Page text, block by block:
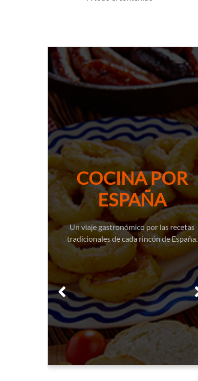
COCINA POR
ESPAÑA
Un viaje gastronómico por las recetas
tradicionales de cada rincón de España.